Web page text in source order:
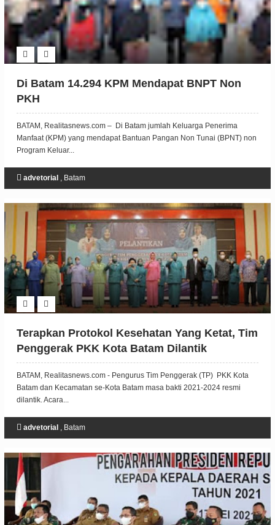
Di Batam 14.294 KPM Mendapat BNPT Non
PKH
BATAM, Realitasnews.com – Di Batam jumlah Keluarga Penerima
Manfaat (KPM) yang mendapat Bantuan Pangan Non Tunai (BPNT) non
Program Keluar...
advetorial, Batam
Terapkan Protokol Kesehatan Yang Ketat, Tim
Penggerak PKK Kota Batam Dilantik
BATAM, Realitasnews.com - Pengurus Tim Penggerak (TP) PKK Kota
Batam dan Kecamatan se-Kota Batam masa bakti 2021-2024 resmi
dilantik. Acara...
advetorial, Batam